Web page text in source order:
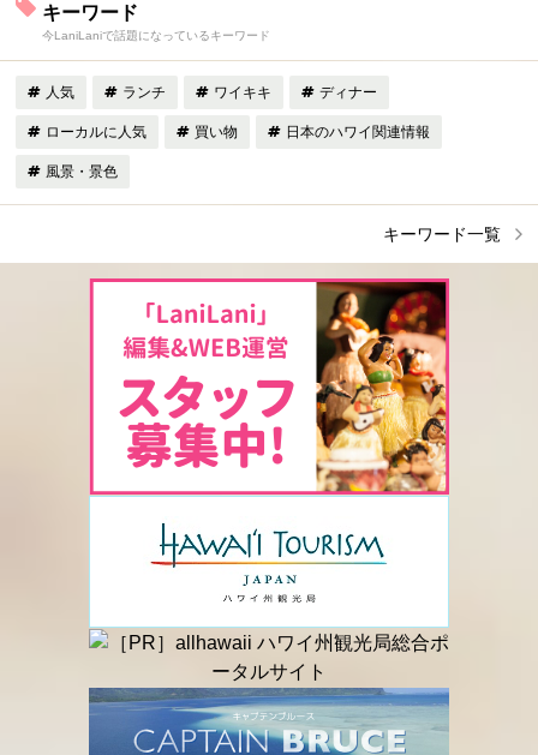
キーワード
今LaniLaniで話題になっているキーワード
人気 ランチ ワイキキ ディナー
ローカルに人気 買い物 日本のハワイ関連情報
風景・景色
キーワード一覧